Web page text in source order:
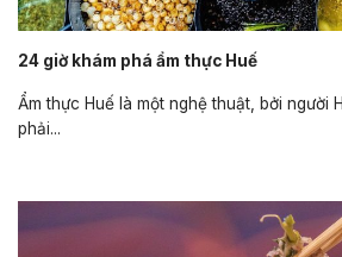
24 giờ khám phá ẩm thực Huế
Ẩm thực Huế là một nghệ thuật, bởi người
phải...